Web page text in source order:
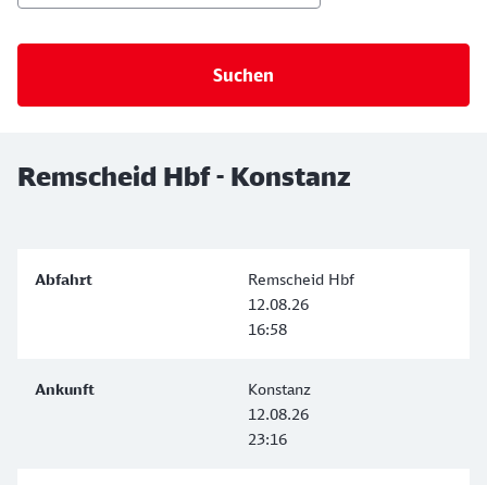
Remscheid Hbf - Konstanz
Remscheid Hbf
12.08.26
16:58
Konstanz
12.08.26
23:16